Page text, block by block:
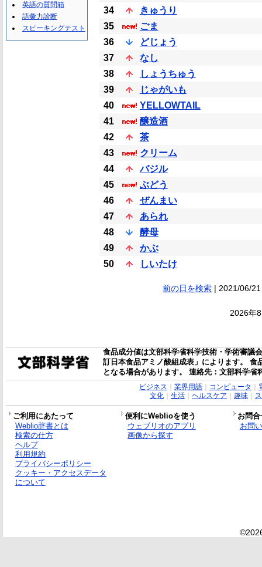
34
きゅうり
35
ごま
36
どじょう
37
なし
38
しょうちゅう
39
じゃがいも
40
YELLOWTAIL
41
醸造酒
42
茶
43
クリーム
44
バジル
45
ぶどう
46
ぜんまい
47
あられ
48
酵母
49
かぶ
50
しいたけ
前の日を検索| 2021/06/
2026年
英語の質問箱
語彙力診断
スピーキングテスト
食品成分値は文部科学省科学技術・学術審議
訂日本食品アミノ酸組成表」によります。
となる場合があります。 連絡先：文部科学
ビジネス 業界用語｜ コンピュータ
文化｜ 生活｜ ヘルスケア 趣味｜
ご利用にあたって 便利にWeblioを使う
お問
Weblio辞書とは
検索の仕方
ヘルプ
利用規約
プライバシーポリシー
クッキー・アクセスデータ
について
ウェブリオのアプリ
画像から探す
お問